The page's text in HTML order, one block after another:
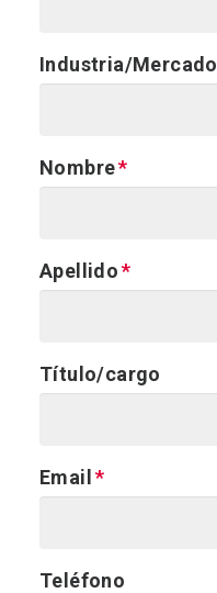
Industria/Mercado
Nombre
Apellido
Título/cargo
Email
Teléfono